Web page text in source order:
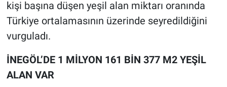
kişi başına düşen yeşil alan miktarı oranında
Türkiye ortalamasının üzerinde seyredildiğini
vurguladı.
İNEGÖL’DE 1 MİLYON 161 BİN 377 M2 YEŞİL
ALAN VAR